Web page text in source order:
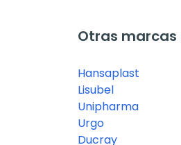
Otras
Hansaplast
Lisubel
Unipharma
Urgo
Ducray